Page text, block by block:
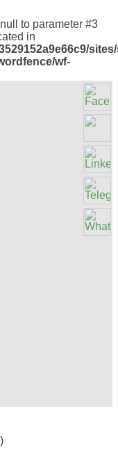
to parameter #3
in
wf-